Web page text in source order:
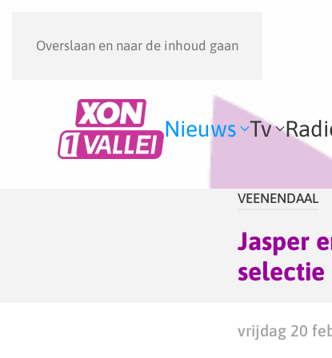
Overslaan en naar de inhoud gaan
Nieuws Tv
VEENENDAAL
Jasper
selectie
vrijdag 20